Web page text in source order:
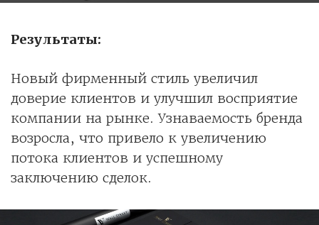
Результаты:
Новый фирменный стиль увеличил
доверие клиентов и улучшил восприятие
компании на рынке. Узнаваемость бренда
возросла, что привело к увеличению
потока клиентов и успешному
заключению сделок.